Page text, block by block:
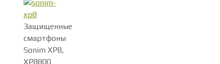
Защищенные
смартфоны
Sonim XP8,
XP8800